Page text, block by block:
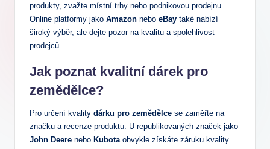
produkty, zvažte místní trhy nebo podnikovou prodejnu.
Online platformy jako Amazon nebo eBay také nabízí
široký výběr, ale dejte pozor na kvalitu a spolehlivost
prodejců.
Jak poznat kvalitní dárek pro
zemědělce?
Pro určení kvality dárku pro zemědělce se zaměřte na
značku a recenze produktu. U republikovaných značek jako
John Deere nebo Kubota obvykle získáte záruku kvality.